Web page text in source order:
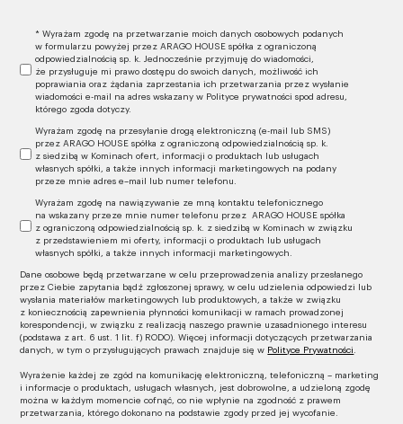
* Wyrażam zgodę na przetwarzanie moich danych osobowych podanych
w formularzu powyżej przez ARAGO HOUSE spółka z ograniczoną
odpowiedzialnością sp. k. Jednocześnie przyjmuję do wiadomości,
że przysługuje mi prawo dostępu do swoich danych, możliwość ich
poprawiania oraz żądania zaprzestania ich przetwarzania przez wysłanie
wiadomości e-mail na adres wskazany w Polityce prywatności spod adresu,
którego zgoda dotyczy.
Wyrażam zgodę na przesyłanie drogą elektroniczną (e-mail lub SMS)
przez ARAGO HOUSE spółka z ograniczoną odpowiedzialnością sp. k.
z siedzibą w Kominach ofert, informacji o produktach lub usługach
własnych spółki, a także innych informacji marketingowych na podany
przeze mnie adres e–mail lub numer telefonu.
Wyrażam zgodę na nawiązywanie ze mną kontaktu telefonicznego
na wskazany przeze mnie numer telefonu przez ARAGO HOUSE spółka
z ograniczoną odpowiedzialnością sp. k. z siedzibą w Kominach w związku
z przedstawieniem mi oferty, informacji o produktach lub usługach
własnych spółki, a także innych informacji marketingowych.
Dane osobowe będą przetwarzane w celu przeprowadzenia analizy przesłanego
przez Ciebie zapytania bądź zgłoszonej sprawy, w celu udzielenia odpowiedzi lub
wysłania materiałów marketingowych lub produktowych, a także w związku
z koniecznością zapewnienia płynności komunikacji w ramach prowadzonej
korespondencji, w związku z realizacją naszego prawnie uzasadnionego interesu
(podstawa z art. 6 ust. 1 lit. f) RODO). Więcej informacji dotyczących przetwarzania
danych, w tym o przysługujących prawach znajduje się w Polityce Prywatności
Wyrażenie każdej ze zgód na komunikację elektroniczną, telefoniczną – marketing
i informacje o produktach, usługach własnych, jest dobrowolne, a udzieloną zgodę
można w każdym momencie cofnąć, co nie wpłynie na zgodność z prawem
przetwarzania, którego dokonano na podstawie zgody przed jej wycofanie.